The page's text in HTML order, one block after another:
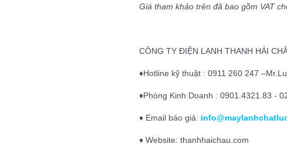
Giá tham khảo trên đã bao gồm VAT
CÔNG TY ĐIỆN LẠNH THANH HẢI
♦Hotline kỹ thuật : 0911 260 247
♦Phòng Kinh Doanh : 0901.4321.83 -
♦ Email báo giá:
♦ Website: thanhhaichau.com